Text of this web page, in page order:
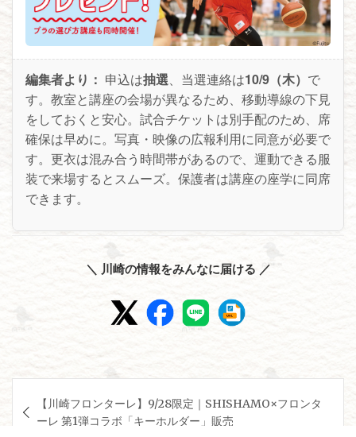
編集者より： 申込は抽選、当選連絡は10/9（木） で
す。教室と講座の会場が異なるため、移動導線の下見
をしておくと安心。試合チケットは別手配のため、席
確保は早めに。写真・映像の広報利用に同意が必要で
す。更衣は混み合う時間帯があるので、運動できる服
装で来場するとスムーズ。保護者は講座の座学に同席
できます。
＼ 川崎の情報をみんなに届ける ／
稿
【川崎フロンターレ】9/28限定｜SHISHAMO×フロンタ
ーレ 第1弾コラボ「キーホルダー」販売